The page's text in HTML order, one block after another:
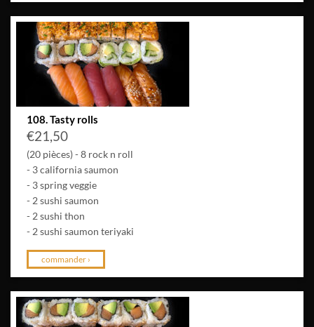
108. Tasty rolls
€21,50
(20 pièces) - 8 rock n roll
- 3 california saumon
- 3 spring veggie
- 2 sushi saumon
- 2 sushi thon
- 2 sushi saumon teriyaki
commander ›